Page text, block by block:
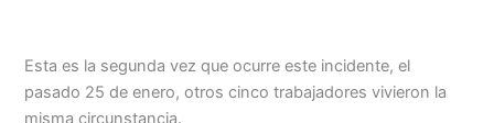
Esta es la segunda vez que ocurre este incidente, el
pasado 25 de enero, otros cinco trabajadores vivieron la
misma circunstancia.